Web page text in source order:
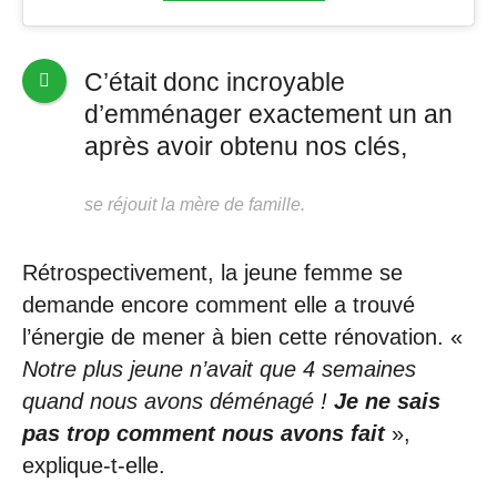
C’était donc incroyable
d’emménager exactement un an
après avoir obtenu nos clés,
se réjouit la mère de famille.
Rétrospectivement, la jeune femme se
demande encore comment elle a trouvé
l’énergie de mener à bien cette rénovation. «
Notre plus jeune n’avait que 4 semaines
quand nous avons déménagé ! Je ne sais
pas trop comment nous avons fait»,
explique-t-elle.